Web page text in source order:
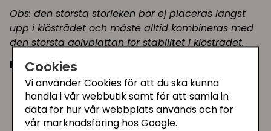
Cookies
Vi använder Cookies för att du ska kunna
handla i vår webbutik samt för att samla in
data för hur vår webbplats används och för
vår marknadsföring hos Google.
Obs: den största storleken bör ej placeras längst
upp i klösträdet och måste alltid kombineras med
den största golvplattan för stabilitet i klösträdet.
Hyllan finns i 3 storlekar:
40 cm
50 cm
56 cm